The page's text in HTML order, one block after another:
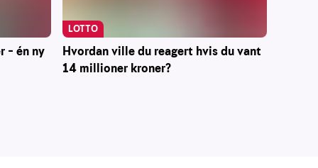
én ny
Hvordan ville du reagert hvis du vant
14 millioner kroner?
LOTTO